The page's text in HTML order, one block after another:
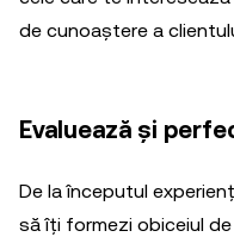
de cunoaștere a
Evaluează și
De la începutul
să îți formezi obiceiul